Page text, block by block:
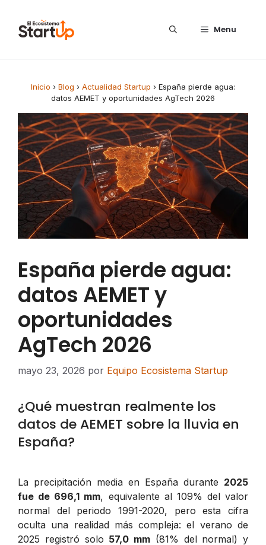
Menu
Inicio › Blog › Actualidad Startup › España pierde agua:
datos AEMET y oportunidades AgTech 2026
España pierde agua:
datos AEMET y
oportunidades
AgTech 2026
mayo 23, 2026 por Equipo Ecosistema Startup
¿Qué muestran realmente los
datos de AEMET sobre la lluvia en
España?
La precipitación media en España durante 2025
fue de 696,1 mm, equivalente al 109% del valor
normal del periodo 1991-2020, pero esta cifra
oculta una realidad más compleja: el verano de
2025 registró solo 57,0 mm (81% del normal) y